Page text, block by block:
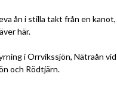
ån i stilla takt från en
här.
i Orrvikssjön, Nätraån
och Rödtjärn.